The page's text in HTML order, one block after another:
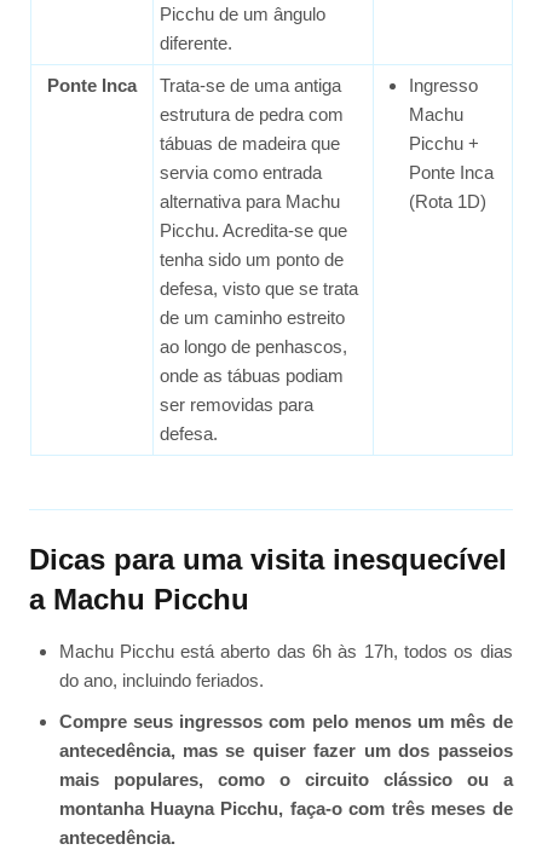
Picchu de um ângulo
diferente.
Ponte Inca
Trata-se de uma antiga
estrutura de pedra com
tábuas de madeira que
servia como entrada
alternativa para Machu
Picchu. Acredita-se que
tenha sido um ponto de
defesa, visto que se trata
de um caminho estreito
ao longo de penhascos,
onde as tábuas podiam
ser removidas para
defesa.
Ingresso
Machu
Picchu +
Ponte Inca
(Rota 1D)
Dicas para uma visita inesquecível
a Machu Picchu
Machu Picchu está aberto das 6h às 17h, todos os dias
do ano, incluindo feriados.
Compre seus ingressos com pelo menos um mês de
antecedência, mas se quiser fazer um dos passeios
mais populares, como o circuito clássico ou a
montanha Huayna Picchu, faça-o com três meses de
antecedência.